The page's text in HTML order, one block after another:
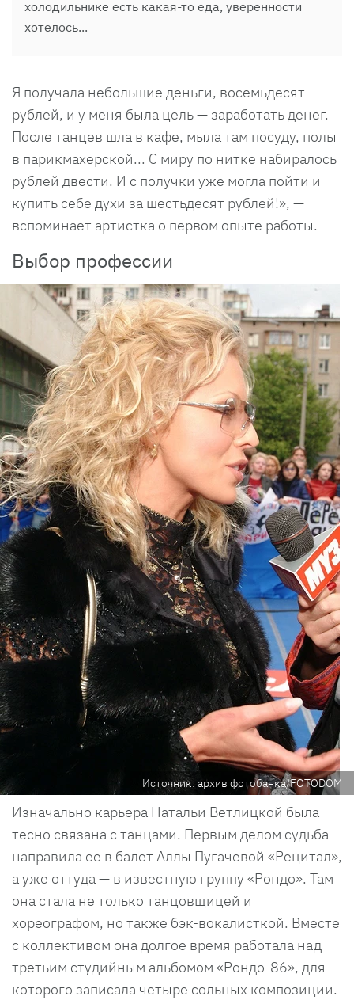
холодильнике есть какая-то еда, уверенности
хотелось...
Я получала небольшие деньги, восемьдесят
рублей, и у меня была цель — заработать денег.
После танцев шла в кафе, мыла там посуду, полы
в парикмахерской... С миру по нитке набиралось
рублей двести. И с получки уже могла пойти и
купить себе духи за шестьдесят рублей!», —
вспоминает артистка о первом опыте работы.
Выбор профессии
Источник: архив фотобанка/FOTODOM
Изначально карьера Натальи Ветлицкой была
тесно связана с танцами. Первым делом судьба
направила ее в балет Аллы Пугачевой «Рецитал»,
а уже оттуда — в известную группу «Рондо». Там
она стала не только танцовщицей и
хореографом, но также бэк-вокалисткой. Вместе
с коллективом она долгое время работала над
третьим студийным альбомом «Рондо-86», для
которого записала четыре сольных композиции.